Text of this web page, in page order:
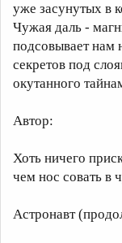
уже засунутых в
Чужая даль -
подсовывает нам
секретов под
окутанного
Автор:
Хоть ничего
чем нос совать в
Астронавт